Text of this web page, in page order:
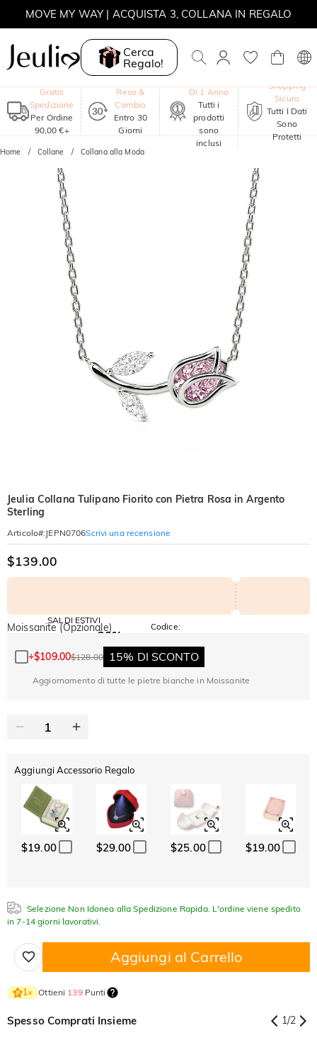
MOVE MY WAY | ACQUISTA 3, COLLANA IN REGALO
Cerca
Regalo!
Gratis
Spedizione
Per Ordine
90,00 €+
Reso &
Cambio
Entro 30
Giorni
Di 1 Anno
Tutti i
prodotti
sono
inclusi
Shopping
Sicuro
Tutti I Dati
Sono
Protetti
Home Collane Collana alla Moda
Jeulia Collana Tulipano Fiorito con Pietra Rosa in Argento
Sterling
Articolo#: JEPN0706Scrivi una recensione
$139.00
SALDI ESTIVI
SU TUTTO
-30%
SUL 2°
ARTICOLO
Codice:
Copia
Moissanite (Opzionale)
+$109.00$128.00 15% DI SCONTO
Aggiornamento di tutte le pietre bianche in Moissanite
Aggiungi Accessorio Regalo
$19.00 $29.00 $25.00 $19.00
Selezione Non Idonea alla Spedizione Rapida. L'ordine viene spedito
in 7-14 giorni lavorativi.
Aggiungi al Carrello
1× Ottieni 139Punti
Spesso Comprati Insieme 1/2